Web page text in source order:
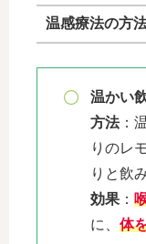
温感療法の方
温かい
方法：
りのレ
りと飲
効果：
に、 体